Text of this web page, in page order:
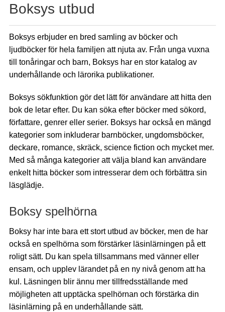
Boksys utbud
Boksys erbjuder en bred samling av böcker och
ljudböcker för hela familjen att njuta av. Från unga vuxna
till tonåringar och barn, Boksys har en stor katalog av
underhållande och lärorika publikationer.
Boksys sökfunktion gör det lätt för användare att hitta den
bok de letar efter. Du kan söka efter böcker med sökord,
författare, genrer eller serier. Boksys har också en mängd
kategorier som inkluderar barnböcker, ungdomsböcker,
deckare, romance, skräck, science fiction och mycket mer.
Med så många kategorier att välja bland kan användare
enkelt hitta böcker som intresserar dem och förbättra sin
läsglädje.
Boksy spelhörna
Boksy har inte bara ett stort utbud av böcker, men de har
också en spelhörna som förstärker läsinlärningen på ett
roligt sätt. Du kan spela tillsammans med vänner eller
ensam, och upplev lärandet på en ny nivå genom att ha
kul. Läsningen blir ännu mer tillfredsställande med
möjligheten att upptäcka spelhörnan och förstärka din
läsinlärning på en underhållande sätt.